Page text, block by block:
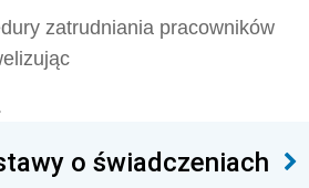
zatrudniania pracowników
o świadczeniach